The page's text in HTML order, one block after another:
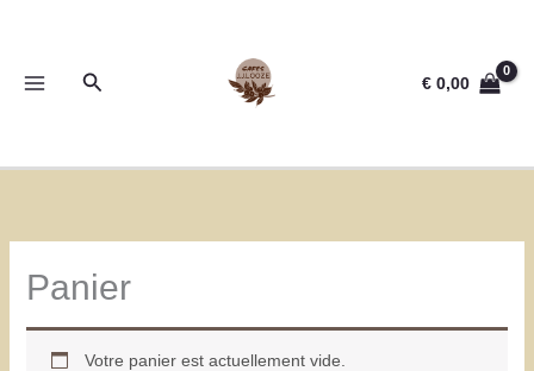
Rechercher € 0,00
Panier
Votre panier est actuellement vide.